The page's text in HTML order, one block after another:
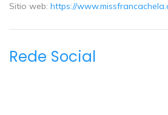
Sitio web: https://
Rede Social